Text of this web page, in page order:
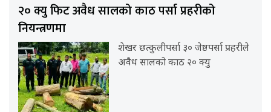
२० क्यु फिट अवैध सालको काठ पर्सा प्रहरीको
नियन्त्रणमा
शेखर छत्कुलीपर्सा ३० जेष्ठपर्सा प्रहरीले
अवैध सालको काठ २० क्यु